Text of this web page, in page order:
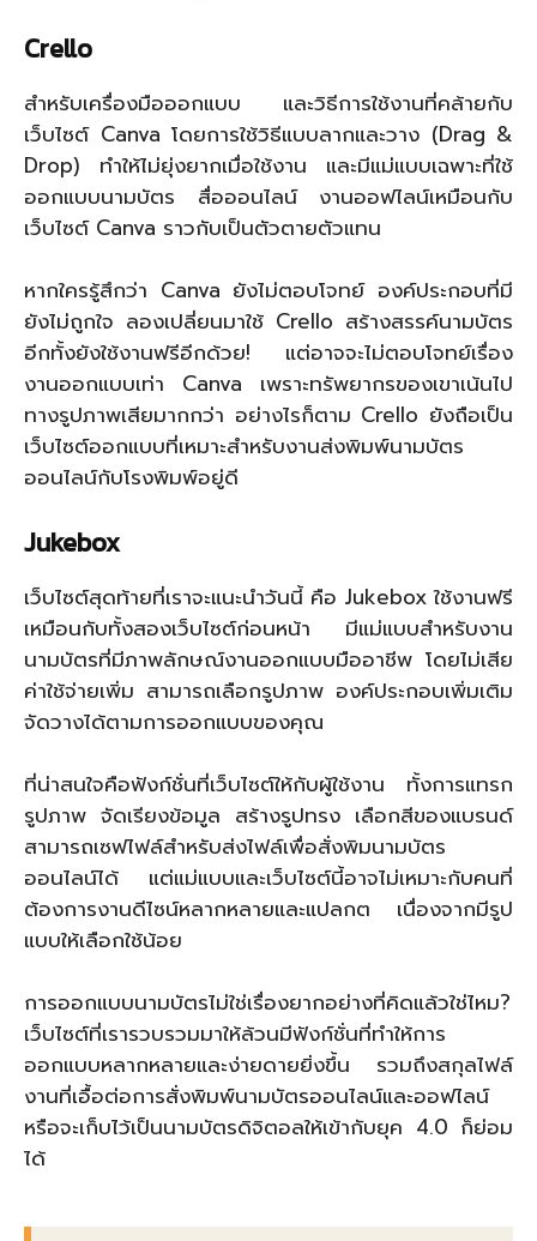
Crello
สำหรับเครื่องมือออกแบบ และวิธีการใช้งานที่คล้ายกับ
เว็บไซต์ Canva โดยการใช้วิธีแบบลากและวาง (Drag &
Drop) ทำให้ไม่ยุ่งยากเมื่อใช้งาน และมีแม่แบบเฉพาะที่ใช้
ออกแบบนามบัตร สื่อออนไลน์ งานออฟไลน์เหมือนกับ
เว็บไซต์ Canva ราวกับเป็นตัวตายตัวแทน
หากใครรู้สึกว่า Canva ยังไม่ตอบโจทย์ องค์ประกอบที่มี
ยังไม่ถูกใจ ลองเปลี่ยนมาใช้ Crello สร้างสรรค์นามบัตร
อีกทั้งยังใช้งานฟรีอีกด้วย! แต่อาจจะไม่ตอบโจทย์เรื่อง
งานออกแบบเท่า Canva เพราะทรัพยากรของเขาเน้นไป
ทางรูปภาพเสียมากกว่า อย่างไรก็ตาม Crello ยังถือเป็น
เว็บไซต์ออกแบบที่เหมาะสำหรับงานส่งพิมพ์นามบัตร
ออนไลน์กับโรงพิมพ์อยู่ดี
Jukebox
เว็บไซต์สุดท้ายที่เราจะแนะนำวันนี้ คือ Jukebox ใช้งานฟรี
เหมือนกับทั้งสองเว็บไซต์ก่อนหน้า มีแม่แบบสำหรับงาน
นามบัตรที่มีภาพลักษณ์งานออกแบบมืออาชีพ โดยไม่เสีย
ค่าใช้จ่ายเพิ่ม สามารถเลือกรูปภาพ องค์ประกอบเพิ่มเติม
จัดวางได้ตามการออกแบบของคุณ
ที่น่าสนใจคือฟังก์ชั่นที่เว็บไซต์ให้กับผู้ใช้งาน ทั้งการแทรก
รูปภาพ จัดเรียงข้อมูล สร้างรูปทรง เลือกสีของแบรนด์
สามารถเซฟไฟล์สำหรับส่งไฟล์เพื่อสั่งพิมนามบัตร
ออนไลน์ได้ แต่แม่แบบและเว็บไซต์นี้อาจไม่เหมาะกับคนที่
ต้องการงานดีไซน์หลากหลายและแปลกต เนื่องจากมีรูป
แบบให้เลือกใช้น้อย
การออกแบบนามบัตรไม่ใช่เรื่องยากอย่างที่คิดแล้วใช่ไหม?
เว็บไซต์ที่เรารวบรวมมาให้ล้วนมีฟังก์ชั่นที่ทำให้การ
ออกแบบหลากหลายและง่ายดายยิ่งขึ้น รวมถึงสกุลไฟล์
งานที่เอื้อต่อการสั่งพิมพ์นามบัตรออนไลน์และออฟไลน์
หรือจะเก็บไว้เป็นนามบัตรดิจิตอลให้เข้ากับยุค 4.0 ก็ย่อม
ได้